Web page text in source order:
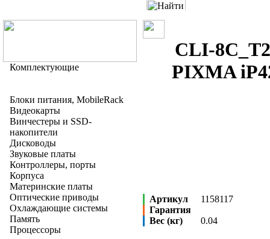
Комплектующие
Блоки питания, MobileRack
Видеокарты
Винчестеры и SSD-
накопители
Дисководы
Звуковые платы
Контроллеры, порты
Корпуса
Материнские платы
Оптические приводы
Охлаждающие системы
Память
Процессоры
CLI-
PIXMA
Артикул
1158117
Гарантия
Вес (кг)
0.04